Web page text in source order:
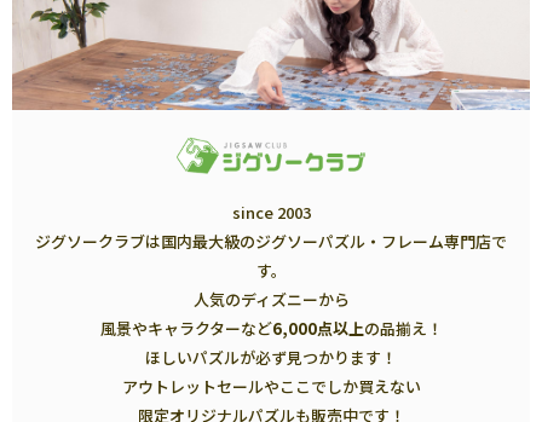
since 2003
ジグソークラブは国内最大級のジグソーパズル・フレーム専門店で
す。
人気のディズニーから
風景やキャラクターなど6,000点以上の品揃え！
ほしいパズルが必ず見つかります！
アウトレットセールやここでしか買えない
限定オリジナルパズルも販売中です！